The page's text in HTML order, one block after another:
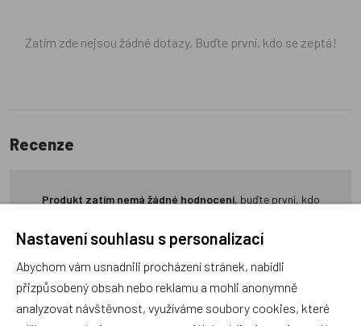
Zatím zde nejsou žádné dotazy. Buďte první, kdo se zeptá!
Recenze
Produkt zatím nemá žádné hodnocení, buďte první, kdo
Nastavení souhlasu s personalizací
Abychom vám usnadnili procházení stránek, nabídli
přizpůsobený obsah nebo reklamu a mohli anonymně
analyzovat návštěvnost, využíváme soubory cookies, které